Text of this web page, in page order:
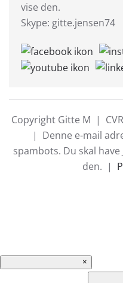
vise den.
Skype: gitte.jensen74
Copyright Gitte M |
| Denne e-mail
spambots. Du skal
den. |
×